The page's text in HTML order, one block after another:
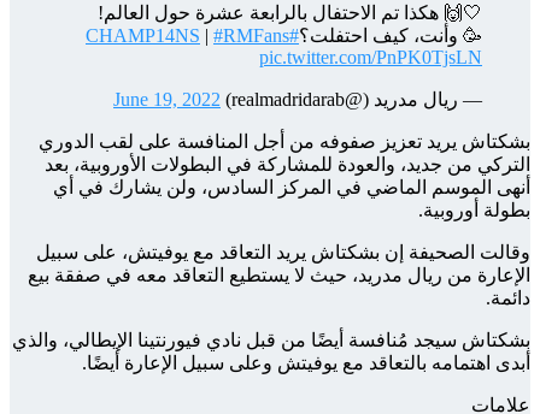
🤍🙌 هكذا تم الاحتفال بالرابعة عشرة حول العالم!
🥳 وأنت، كيف احتفلت؟#CHAMP14NS
| #RMFans
pic.twitter.com/PnPK0TjsLN
— ريال مدريد (@realmadridarab) June 19, 2022
بشكتاش يريد تعزيز صفوفه من أجل المنافسة على لقب الدوري
التركي من جديد، والعودة للمشاركة في البطولات الأوروبية، بعد
أنهى الموسم الماضي في المركز السادس، ولن يشارك في أي
بطولة أوروبية.
وقالت الصحيفة إن بشكتاش يريد التعاقد مع يوفيتش، على سبيل
الإعارة من ريال مدريد، حيث لا يستطيع التعاقد معه في صفقة بيع
دائمة.
بشكتاش سيجد مُنافسة أيضًا من قبل نادي فيورنتينا الإيطالي، والذي
أبدى اهتمامه بالتعاقد مع يوفيتش وعلى سبيل الإعارة أيضًا.
علامات